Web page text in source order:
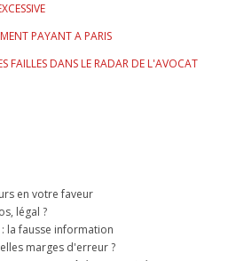
PAYANT A PARIS
FAILLES DANS LE RADAR DE L'AVOCAT
en votre faveur
légal ?
la fausse information
marges d'erreur ?